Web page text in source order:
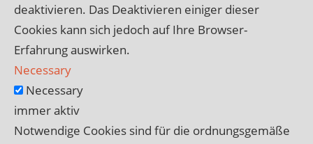
deaktivieren. Das Deaktivieren einiger dieser
Cookies kann sich jedoch auf Ihre Browser-
Erfahrung auswirken.
Necessary
Necessary
immer aktiv
Notwendige Cookies sind für die ordnungsgemäße